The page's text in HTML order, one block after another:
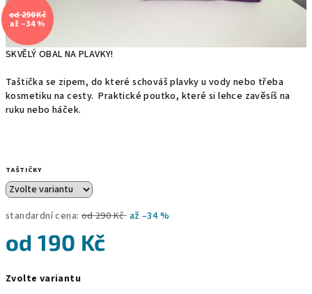
SKVĚLÝ OBAL NA PLAVKY!
Taštička se zipem, do které schováš plavky u vody nebo třeba
kosmetiku na cesty. Praktické poutko, které si lehce zavěsíš na
ruku nebo háček.
TAŠTIČKY
standardní cena: od 290 Kč až –34 %
od190 Kč
cena:
Zvolte variantu
od 290 Kč
až –34 %